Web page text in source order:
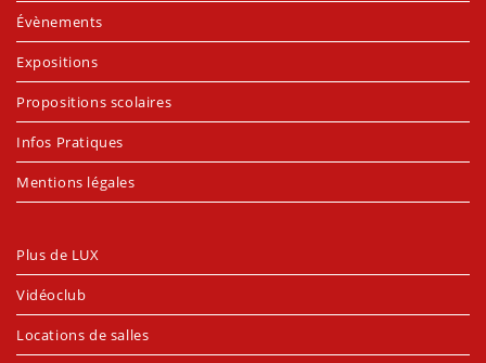
Évènements
Expositions
Propositions scolaires
Infos Pratiques
Mentions légales
Plus de LUX
Vidéoclub
Locations de salles